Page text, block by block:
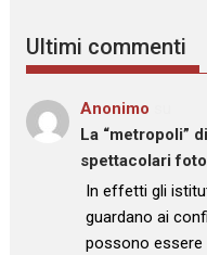
Ultimi commenti
Anonimo
La “metropoli”
spettacolari
: “In effetti gli
guardano ai
possono essere